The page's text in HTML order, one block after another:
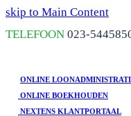
skip to Main Content
TELEFOON 023-
ONLINE
ONLINE BOEKHOUDEN
NEXTENS KLANTPORTAAL